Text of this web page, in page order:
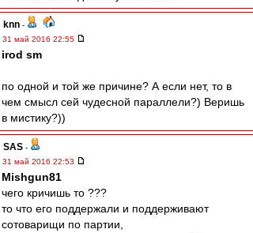
knn -
31 май 2016 22:55
irod sm
по одной и той же причине? А если нет, то в
чем смысл сей чудесной параллели?) Веришь
в мистику?))
SAS -
31 май 2016 22:53
Mishgun81
чего кричишь то ???
то что его поддержали и поддерживают
сотоварищи по партии,